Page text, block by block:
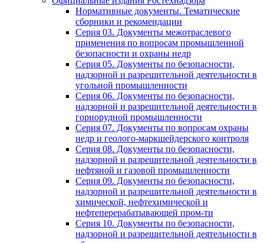
Нормативные документы. Тематические
сборники и рекомендации
Серия 03. Документы межотраслевого
применения по вопросам промышленной
безопасности и охраны недр
Серия 05. Документы по безопасности,
надзорной и разрешительной деятельности в
угольной промышленности
Серия 06. Документы по безопасности,
надзорной и разрешительной деятельности в
горнорудной промышленности
Серия 07. Документы по вопросам охраны
недр и геолого-маркшейдерского контроля
Серия 08. Документы по безопасности,
надзорной и разрешительной деятельности в
нефтяной и газовой промышленности
Серия 09. Документы по безопасности,
надзорной и разрешительной деятельности в
химической, нефтехимической и
нефтеперерабатывающей пром-ти
Серия 10. Документы по безопасности,
надзорной и разрешительной деятельности в